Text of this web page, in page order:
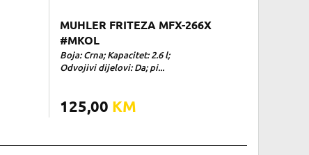
MUHLER FRITEZA MFX-266X
#MKOL
Boja: Crna; Kapacitet: 2.6 l;
Odvojivi dijelovi: Da; pi...
125,00 KM